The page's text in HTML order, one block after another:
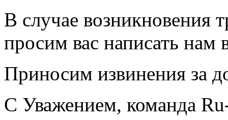
В случае возникновения
просим вас написать
Приносим извинения за
С Уважением, команда